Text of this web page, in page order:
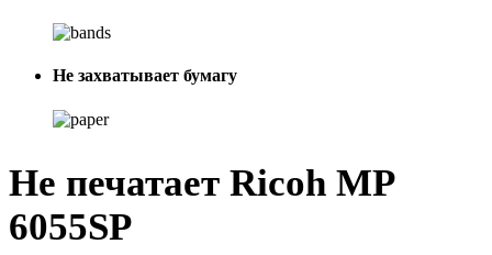
Не захватывает бумагу
Не печатает Ricoh MP
6055SP